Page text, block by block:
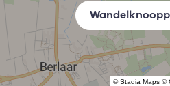
©Stadia Maps ©